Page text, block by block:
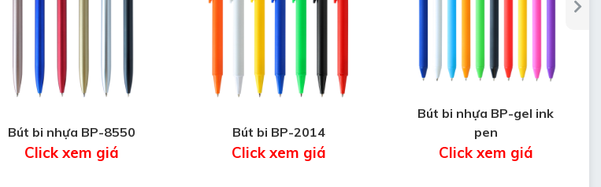
Bút bi nhựa BP-8550
Click xem giá
Bút bi BP-2014
Click xem giá
Bút bi nhựa BP-gel ink
pen
Click xem giá